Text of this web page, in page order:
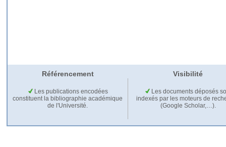
Référencement Visibilité
Les publications encodées
constituent la bibliographie académique
de l'Université.
Les documents déposés
indexés par les moteurs de
(Google Scholar,…).